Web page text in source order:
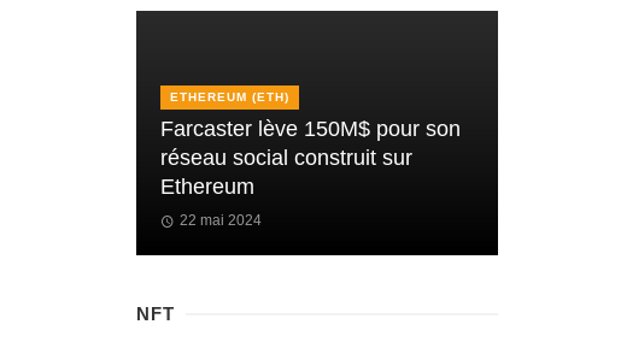
ETHEREUM (ETH)
Farcaster lève 150M$ pour son
réseau social construit sur
Ethereum
22 mai 2024
NFT